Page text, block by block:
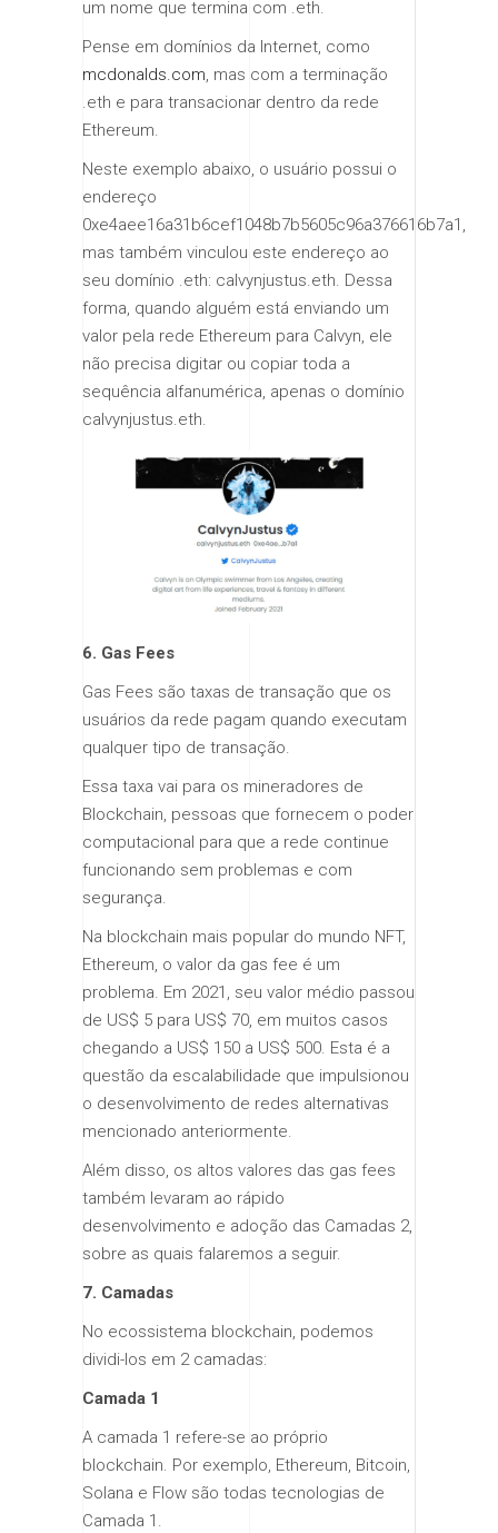
um nome que termina com .eth.
Pense em domínios da Internet, como
mcdonalds.com, mas com a terminação
.eth e para transacionar dentro da rede
Ethereum.
Neste exemplo abaixo, o usuário possui o
endereço
0xe4aee16a31b6cef1048b7b5605c96a376616b7a1,
mas também vinculou este endereço ao
seu domínio .eth: calvynjustus.eth. Dessa
forma, quando alguém está enviando um
valor pela rede Ethereum para Calvyn, ele
não precisa digitar ou copiar toda a
sequência alfanumérica, apenas o domínio
calvynjustus.eth.
6. Gas Fees
Gas Fees são taxas de transação que os
usuários da rede pagam quando executam
qualquer tipo de transação.
Essa taxa vai para os mineradores de
Blockchain, pessoas que fornecem o poder
computacional para que a rede continue
funcionando sem problemas e com
segurança.
Na blockchain mais popular do mundo NFT,
Ethereum, o valor da gas fee é um
problema. Em 2021, seu valor médio passou
de US$ 5 para US$ 70, em muitos casos
chegando a US$ 150 a US$ 500. Esta é a
questão da escalabilidade que impulsionou
o desenvolvimento de redes alternativas
mencionado anteriormente.
Além disso, os altos valores das gas fees
também levaram ao rápido
desenvolvimento e adoção das Camadas 2,
sobre as quais falaremos a seguir.
7. Camadas
No ecossistema blockchain, podemos
dividi-los em 2 camadas:
Camada 1
A camada 1 refere-se ao próprio
blockchain. Por exemplo, Ethereum, Bitcoin,
Solana e Flow são todas tecnologias de
Camada 1.